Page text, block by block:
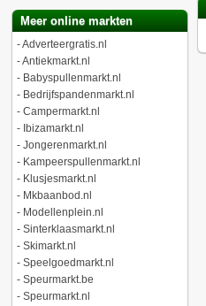
Meer online markten
-Adverteergratis.nl
-Antiekmarkt.nl
- Babyspullenmarkt.nl
- Bedrijfspandenmarkt.nl
- Campermarkt.nl
- Ibizamarkt.nl
- Jongerenmarkt.nl
- Kampeerspullenmarkt.nl
- Klusjesmarkt.nl
- Mkbaanbod.nl
- Modellenplein.nl
- Sinterklaasmarkt.nl
- Skimarkt.nl
- Speelgoedmarkt.nl
- Speurmarkt.be
- Speurmarkt.nl